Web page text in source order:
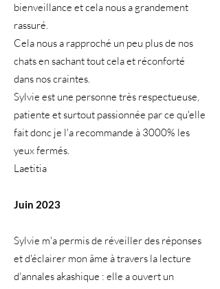
bienveillance et cela nous a grandement
rassuré.
Cela nous a rapproché un peu plus de nos
chats en sachant tout cela et réconforté
dans nos craintes.
Sylvie est une personne très respectueuse,
patiente et surtout passionnée par ce qu'elle
fait donc je l'a recommande à 3000% les
yeux fermés.
Laetitia
Juin 2023
Sylvie m'a permis de réveiller des réponses
et d'éclairer mon âme à travers la lecture
d'annales akashique : elle a ouvert un